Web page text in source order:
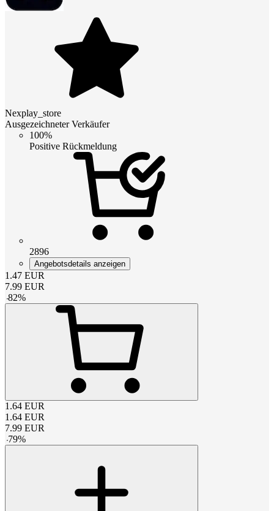
Nexplay_store
Ausgezeichneter Verkäufer
100%
Positive Rückmeldung
2896
Angebotsdetails anzeigen
1.47 EUR
7.99 EUR
-82%
1.64 EUR
1.64 EUR
7.99 EUR
-79%